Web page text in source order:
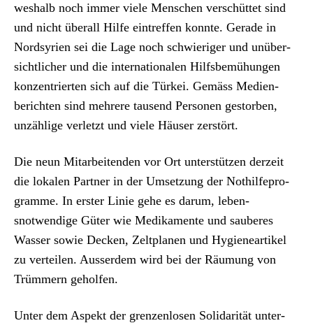
weshalb noch immer viele Men­schen ver­schüt­tet sind
und nicht über­all Hil­fe ein­tr­e­f­fen kon­nte. Ger­ade in
Nordsyrien sei die Lage noch schwieriger und unüber­
sichtlich­er und die inter­na­tionalen Hil­fs­be­mühun­gen
konzen­tri­erten sich auf die Türkei. Gemäss Medi­en­
bericht­en sind mehrere tausend Per­so­n­en gestor­ben,
unzäh­lige ver­let­zt und viele Häuser zer­stört.
Die neun Mitar­bei­t­en­den vor Ort unter­stützen derzeit
die lokalen Part­ner in der Umset­zung der Nothil­fe­pro­
gramme. In erster Lin­ie gehe es darum, leben­
snotwendi­ge Güter wie Medika­mente und sauberes
Wass­er sowie Deck­en, Zelt­pla­nen und Hygie­n­eartikel
zu verteilen. Ausser­dem wird bei der Räu­mung von
Trüm­mern geholfen.
Unter dem Aspekt der gren­zen­losen Sol­i­dar­ität unter­